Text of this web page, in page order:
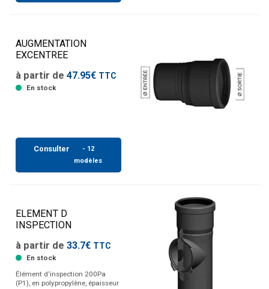
AUGMENTATION
EXCENTREE
à partir de 47.95€ TTC
En stock
Consulter
- 12
modèles
ELEMENT D
INSPECTION
à partir de 33.7€ TTC
En stock
Élément d‘inspection 200Pa
(P1), en polypropylène, épaisseur